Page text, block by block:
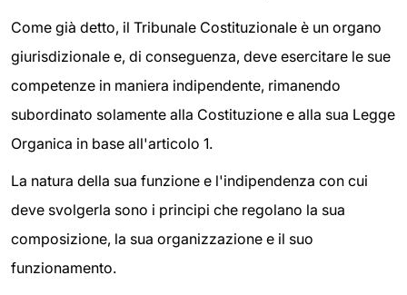
Come già detto, il Tribunale Costituzionale è un organo
giurisdizionale e, di conseguenza, deve esercitare le sue
competenze in maniera indipendente, rimanendo
subordinato solamente alla Costituzione e alla sua Legge
Organica in base all'articolo 1.
La natura della sua funzione e l'indipendenza con cui
deve svolgerla sono i principi che regolano la sua
composizione, la sua organizzazione e il suo
funzionamento.